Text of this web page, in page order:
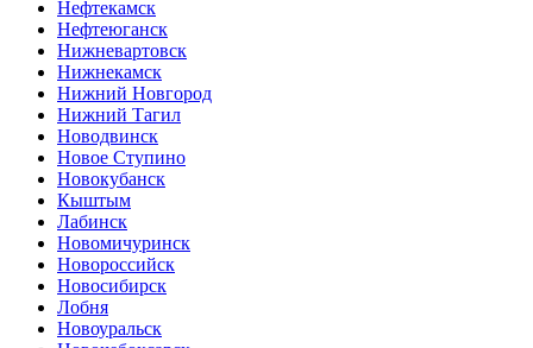
Нефтекамск
Нефтеюганск
Нижневартовск
Нижнекамск
Нижний Новгород
Нижний Тагил
Новодвинск
Новое Ступино
Новокубанск
Кыштым
Лабинск
Новомичуринск
Новороссийск
Новосибирск
Лобня
Новоуральск